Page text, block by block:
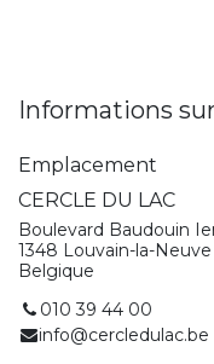
Informations
Emplacement
CERCLE DU LAC
Boulevard Baudouin
1348 Louvain-la-Neuve
Belgique
010 39 44 00
info@cercledulac.be